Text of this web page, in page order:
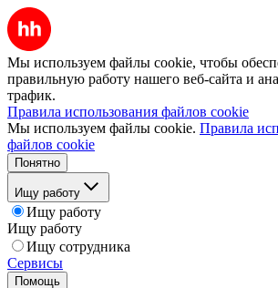
Мы используем файлы cookie, чтобы
правильную работу нашего веб-сайта и
трафик.
Правила использования файлов cookie
Мы используем файлы cookie. Правила
файлов cookie
Понятно
Ищу работу
Ищу работу
Ищу работу
Ищу сотрудника
Сервисы
Помощь